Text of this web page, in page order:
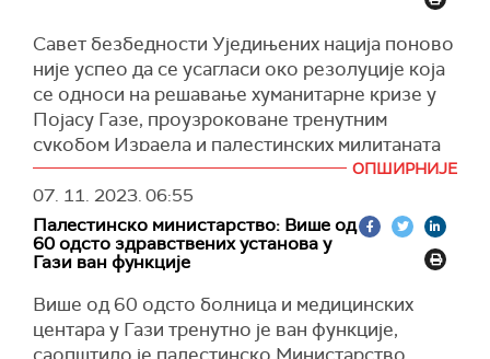
прецизно оружје, наводи ИДФ.
Војници су такође идентификовали борце
Хамаса који су се забарикадирали у згради у
близини болнице Ел Кудс у насељу Шеџаја у
граду Гази, за које је раније речено да
планирају напад на израелске копнене снаге.
Ваздушни напад је био усмерен на локацију,
што је довело до "значајних секундарних
експлозија" које указују на присуство
складишта оружја, наводи ИДФ.
(Тајмс оф Израел)
Савет безбедности Уједињених нација поново
није успео да се усагласи око резолуције која
се односи на решавање хуманитарне кризе у
Појасу Газе, проузроковане тренутним
сукобом Израела и палестинских милитаната
Хамаса, преноси АП.
Након више од два сата разговора иза
затворених врата у понедељак, неслагања у
Савету безбедности нису превазиђена.
САД су позвале на "хуманитарне паузе", а
многе од чланице Савета безбедности УН
захтевају "хуманитарни прекид ватре" како би
ОПШИРНИЈЕ
07. 11. 2023.06:55
Палестинско министарство: Више од
60 одсто здравствених установа у
Гази ван функције
Више од 60 одсто болница и медицинских
центара у Гази тренутно је ван функције,